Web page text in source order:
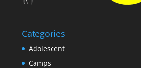
Categories
Adolescent
Camps